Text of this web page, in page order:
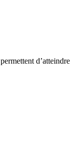
d’atteindre